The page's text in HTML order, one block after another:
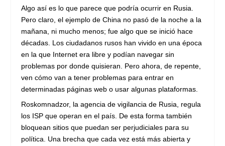
Algo así es lo que parece que podría ocurrir en Rusia.
Pero claro, el ejemplo de China no pasó de la noche a la
mañana, ni mucho menos; fue algo que se inició hace
décadas. Los ciudadanos rusos han vivido en una época
en la que Internet era libre y podían navegar sin
problemas por donde quisieran. Pero ahora, de repente,
ven cómo van a tener problemas para entrar en
determinadas páginas web o usar algunas plataformas.
Roskomnadzor, la agencia de vigilancia de Rusia, regula
los ISP que operan en el país. De esta forma también
bloquean sitios que puedan ser perjudiciales para su
política. Una brecha que cada vez está más abierta y